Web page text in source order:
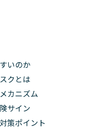
いのか
クとは
カニズム
サイン
策ポイント